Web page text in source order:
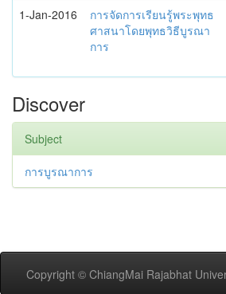
1-Jan-2016
การจัดการเรียนรู้พระพุทธ
ศาสนาโดยพุทธวิธีบูรณา
การ
Discover
Subject
การบูรณาการ
Copyright © ChiangMai Rajabhat